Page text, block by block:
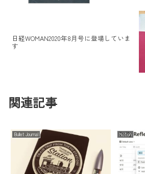
日経WOMAN2020年8月号に登場していま
す
関連記事
Bullet Journal Notion